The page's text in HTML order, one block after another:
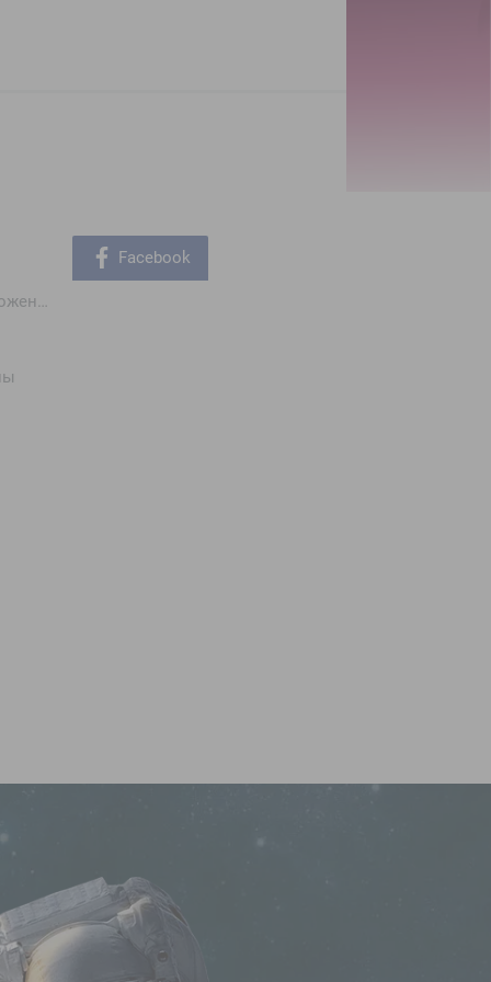
Мобильные приложения
Facebook